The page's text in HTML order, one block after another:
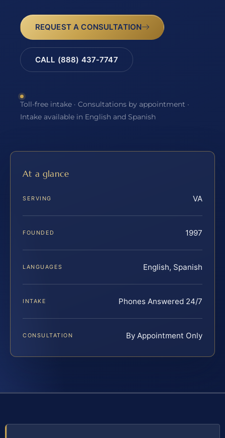
REQUEST A CONSULTATION
CALL (888) 437-7747
Toll-free intake · Consultations by appointment ·
Intake available in English and Spanish
At a glance
SERVING VA
FOUNDED 1997
LANGUAGES English, Spanish
INTAKE Phones Answered 24/7
CONSULTATION By Appointment Only